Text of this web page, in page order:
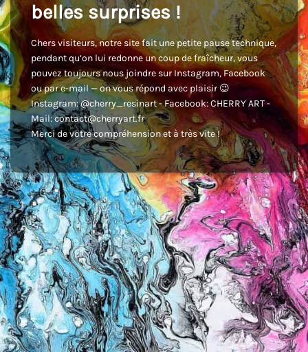
belles surprises !
Chers visiteurs, notre site fait une petite pause technique,
pendant qu’on lui redonne un coup de fraîcheur, vous
pouvez toujours nous joindre sur Instagram, Facebook
ou par e-mail — on vous répond avec plaisir 😉
Instagram: @cherry_resinart - Facebook: CHERRY ART -
Mail: contact@cherryart.fr
Merci de votre compréhension et à très vite !